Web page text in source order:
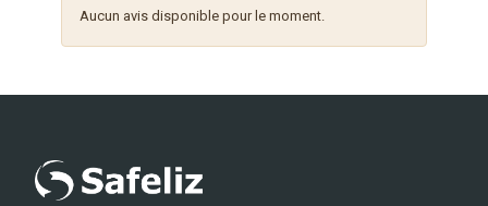
Aucun avis disponible pour le moment.